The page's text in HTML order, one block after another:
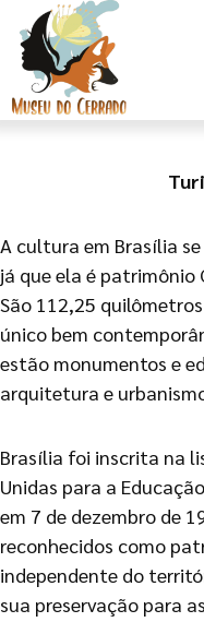
A cultura em Brasília
já que ela é patrimônio
São 112,25
único bem
estão monumentos e
arquitetura e
Brasília foi inscrita na
Unidas para a
em 7 de dezembro de
reconhecidos como
independente do
sua preservação para